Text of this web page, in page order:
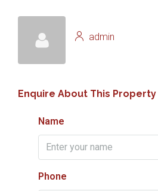
admin
Enquire About This Property
Name
Phone